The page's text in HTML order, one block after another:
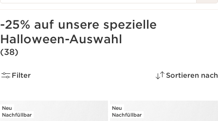
-25% auf unsere spezielle
Halloween-Auswahl
(38)
Filter Sortieren nach
Neu
Nachfüllbar
Neu
Nachfüllbar